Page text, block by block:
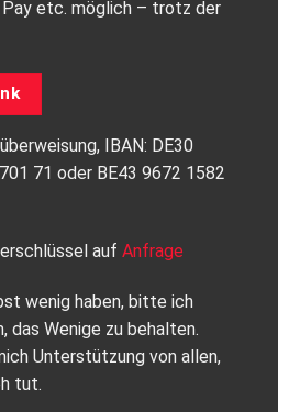
etc. möglich – trotz der
IBAN: DE30
71 oder BE43 9672 1582
auf Anfrage
wenig haben, bitte ich
das Wenige zu behalten.
Unterstützung von allen,
tut.